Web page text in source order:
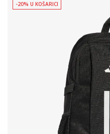
-20% U KOŠARICI